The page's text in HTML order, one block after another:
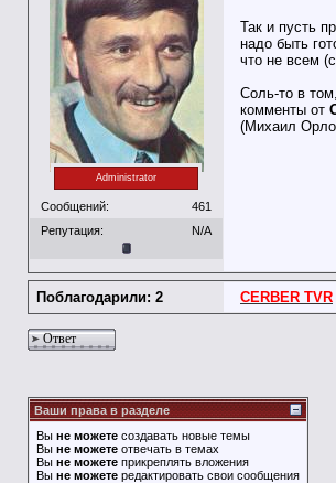
Administrator
Сообщений:
461
Репутация:
N/A
Так и пусть
надо быть
что не всем
Соль-то в
комменты от
(Михаил
Поблагодарили: 2 CERBER TVR
Ответ
Ваши права в разделе
Вы не можете создавать новые темы
Вы не можете отвечать в темах
Вы не можете прикреплять вложения
Вы не можете редактировать свои сообщения